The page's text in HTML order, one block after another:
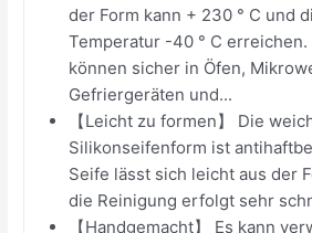
der Form kann + 230 ° C und
Temperatur -40 ° C erreichen.
können sicher in Öfen,
Gefriergeräten und...
【Leicht zu formen】 Die
Silikonseifenform ist
Seife lässt sich leicht aus der
die Reinigung erfolgt sehr
【Handgemacht】 Es kann